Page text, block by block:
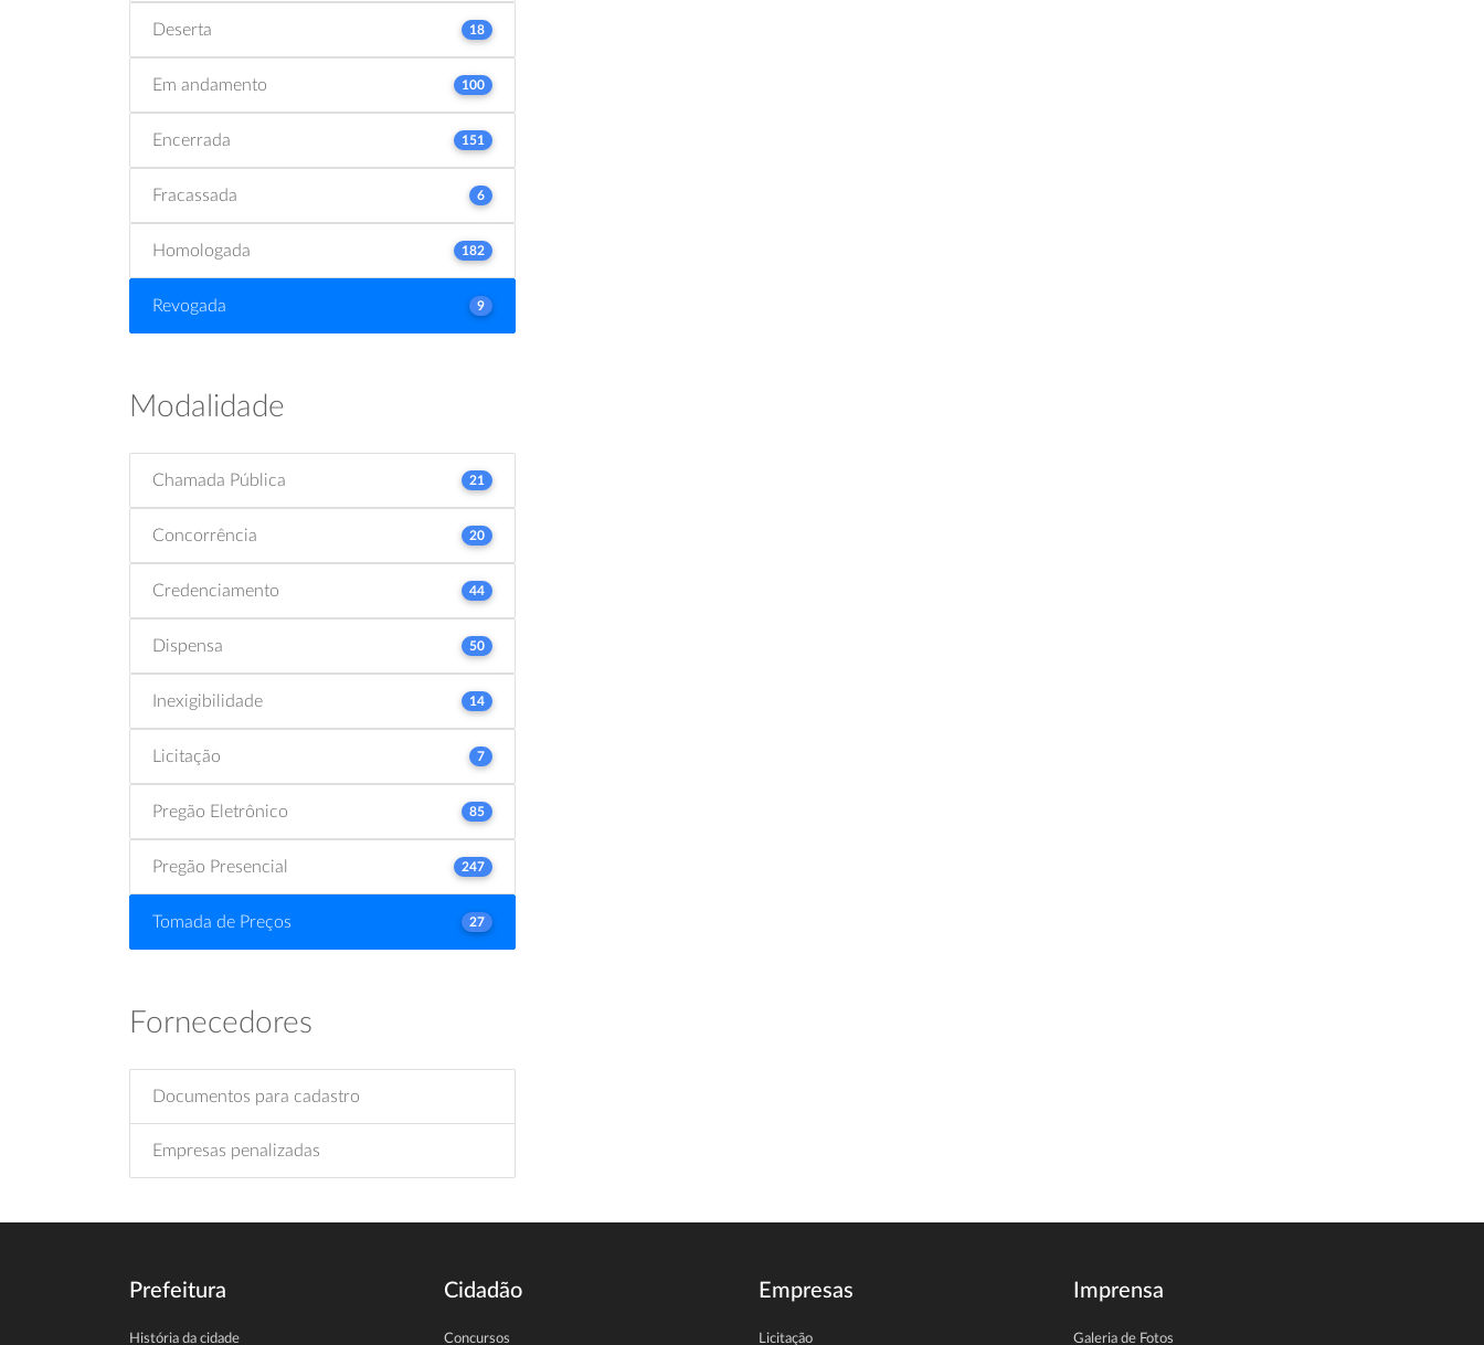
Deserta 18
Em andamento 100
Encerrada 151
Fracassada 6
Homologada 182
Revogada 9
Modalidade
Chamada Pública 21
Concorrência 20
Credenciamento 44
Dispensa 50
Inexigibilidade 14
Licitação 7
Pregão Eletrônico 85
Pregão Presencial 247
Tomada de Preços 27
Fornecedores
Documentos para cadastro
Empresas penalizadas
Prefeitura
História da cidade
Cidadão
Concursos
Empresas
Licitação
Imprensa
Galeria de Fotos